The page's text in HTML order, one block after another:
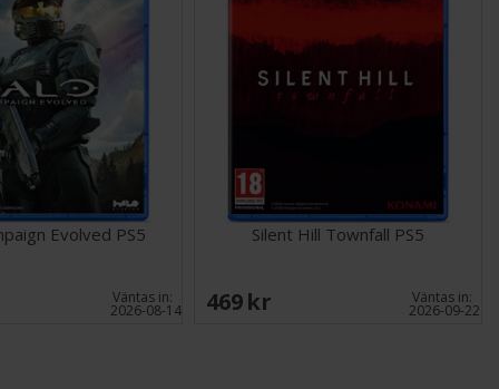
Evolved PS5
Väntas in:
2026-08-14
Silent Hill Townfall PS5
469 SEK Väntas in:
2026-09-22